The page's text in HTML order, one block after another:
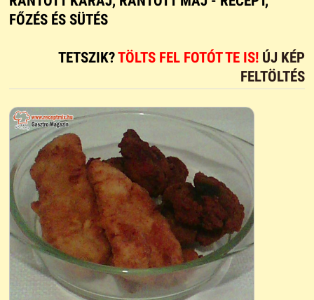
FŐZÉS ÉS SÜTÉS
TETSZIK?TÖLTS FEL FOTÓT TE IS! ÚJ KÉP
FELTÖLTÉS